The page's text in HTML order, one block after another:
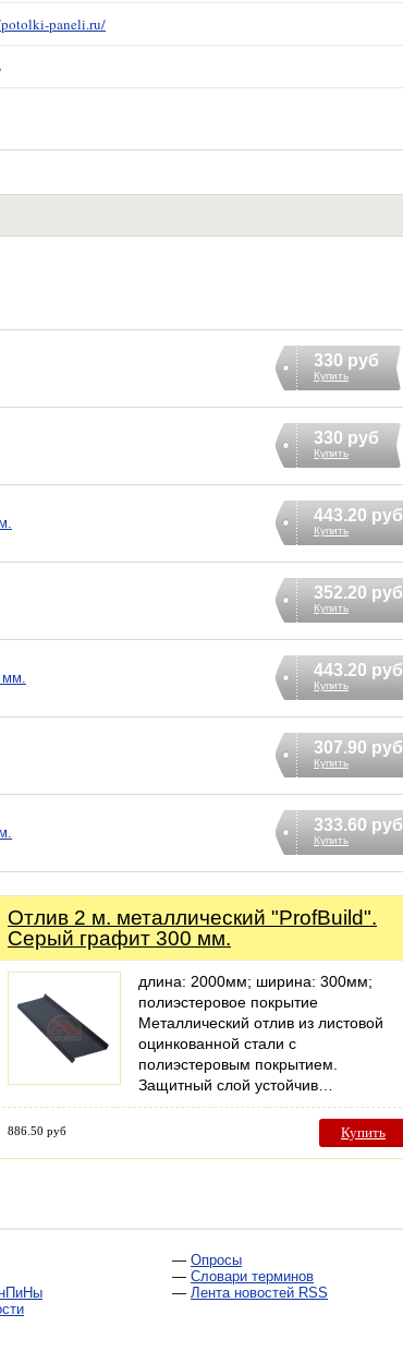
paneli.ru/
330 руб
Купить
330 руб
Купить
443.20 руб
Купить
352.20 руб
Купить
мм. 443.20 руб
Купить
307.90 руб
Купить
333.60 руб
Купить
Отлив 2 м. металлический "ProfBuild".
Серый графит 300 мм.
длина: 2000мм; ширина: 300мм;
полиэстеровое покрытие
Металлический отлив из листовой
оцинкованной стали с
полиэстеровым покрытием.
Защитный слой устойчив…
886.50 руб Купить
— Опросы
— Словари терминов
— Лента новостей RSS